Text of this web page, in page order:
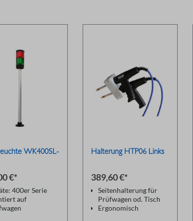
WK400SL-
€*
400er Serie
auf
Halterung HTP06 Links
389,60 €*
Seitenhalterung für
Prüfwagen od. Tisch
Ergonomisch